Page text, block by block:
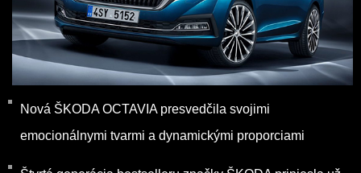
Nová ŠKODA OCTAVIA presvedčila svojimi
emocionálnymi tvarmi a dynamickými proporciami